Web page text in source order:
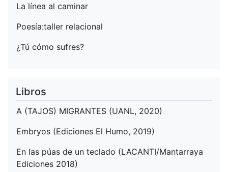
La línea al caminar
Poesía:taller relacional
¿Tú cómo sufres?
Libros
A (TAJOS) MIGRANTES (UANL, 2020)
Embryos (Ediciones El Humo, 2019)
En las púas de un teclado (LACANTI/Mantarraya
Ediciones 2018)